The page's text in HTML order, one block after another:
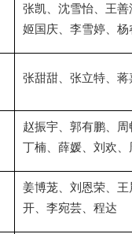
张凯、沈雪怡、王善
姬国庆、李雪婷、杨
张甜甜、张立特、
赵振宇、郭有鹏、周
丁楠、薛媛、刘欢、
姜博茏、刘恩荣、王
开、李宛芸、程达